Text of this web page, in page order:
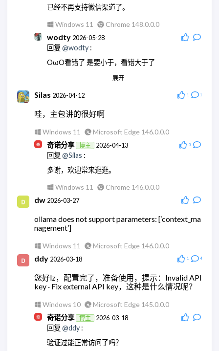
已经不再支持微信渠道了。
Windows 11 Chrome 148.0.0.0
wodty 2026-05-28
回复 @wodty :
OωO看错了 是要小于，看错大于了
Chrome 145.0.0.0
wodty 2026-05-28
现在微信机器人都没法玩了
Linux
Chrome 145.0.0.0
奇诺分享
博主 2026-05-28
回复@wodty
😄没错
Windows 11
Chrome 148.0.0.0
奇诺分享
可以试试微信官方的claude机器人。
Windows 11 Chrome 148.0.0.0
wodty2026-05-28
有相关教学么，查了全都是ai。单纯消耗token太贵
了
Windows 11 Microsoft Edge 148.0.0.0
wodty2026-05-28
回复@奇诺分享
有相关教学么，查了全都是ai。单纯消耗token太贵
展开
Silas 2026-04-12 1 1
哇，主包讲的很好啊
Windows 11
Microsoft Edge 146.0.0.0
奇诺分享
博主 2026-04-13 3
回复 @Silas :
多谢，欢迎常来逛逛。
Windows 11 Chrome 146.0.0.0
dw 2026-03-27
ollama does not support parameters: [‘context_ma
nagement’]
Windows 11 Microsoft Edge 146.0.0.0
ddy 2026-03-18 1 4
您好lz，配置完了，准备使用，提示：Invalid API
key · Fix external API key，这种是什么情况呢？
Windows 10
Microsoft Edge 145.0.0.0
奇诺分享
博主 2026-03-18
回复 @ddy :
验证过能正常访问了吗？